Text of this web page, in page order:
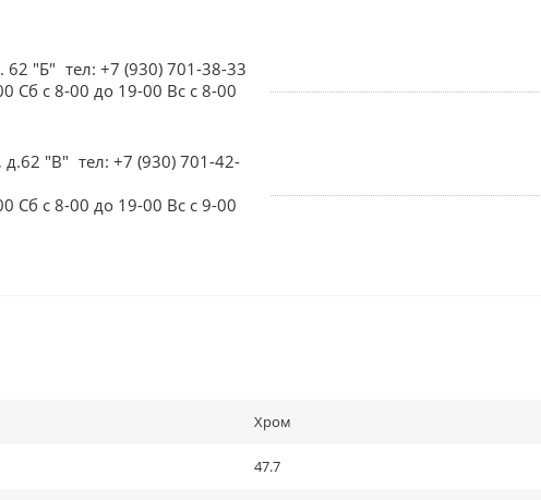
62 "Б" тел: +7 (930) 701-38-33
Сб с 8-00 до 19-00 Вс с 8-00
д.62 "В" тел: +7 (930) 701-42-
Сб с 8-00 до 19-00 Вс с 9-00
Хром
47.7